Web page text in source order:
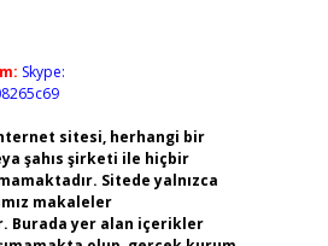
Skype:
sitesi, herhangi bir
şahıs şirketi ile hiçbir
Sitede yalnızca
makaleler
Burada yer alan içerikler